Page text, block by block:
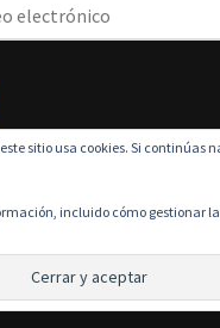
| Funciona gracias a
sitio usa cookies. Si continúas
incluido cómo gestionar